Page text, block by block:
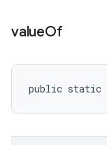
valueOf
public static